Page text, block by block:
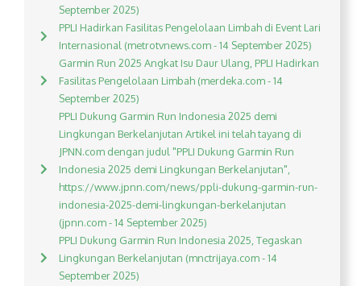
September 2025)
PPLI Hadirkan Fasilitas Pengelolaan Limbah di Event Lari
Internasional (metrotvnews.com - 14 September 2025)
Garmin Run 2025 Angkat Isu Daur Ulang, PPLI Hadirkan
Fasilitas Pengelolaan Limbah (merdeka.com - 14
September 2025)
PPLI Dukung Garmin Run Indonesia 2025 demi
Lingkungan Berkelanjutan Artikel ini telah tayang di
JPNN.com dengan judul "PPLI Dukung Garmin Run
Indonesia 2025 demi Lingkungan Berkelanjutan",
https://www.jpnn.com/news/ppli-dukung-garmin-run-
indonesia-2025-demi-lingkungan-berkelanjutan
(jpnn.com - 14 September 2025)
PPLI Dukung Garmin Run Indonesia 2025, Tegaskan
Lingkungan Berkelanjutan (mnctrijaya.com - 14
September 2025)